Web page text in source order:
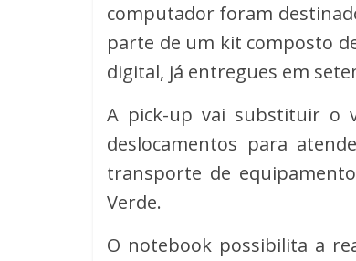
computador foram
parte de um kit composto
digital, já entregues em
A pick-up vai substituir o
deslocamentos para
transporte de
Verde.
O notebook possibilita a